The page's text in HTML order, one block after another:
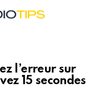
l’erreur sur
15 secondes